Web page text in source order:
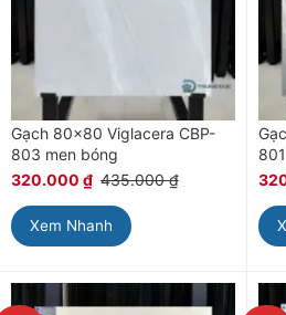
Gạch 80×80 Viglacera CBP-
803 men bóng
320.000 ₫ 435.000₫
Xem Nhanh